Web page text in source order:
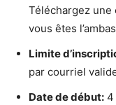
Téléchargez
vous êtes
Limite
par courriel
Date de début: 4